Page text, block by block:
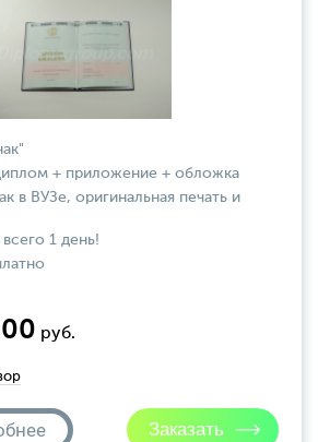
+ приложение + обложка
в ВУЗе, оригинальная печать и
1 день!
руб.